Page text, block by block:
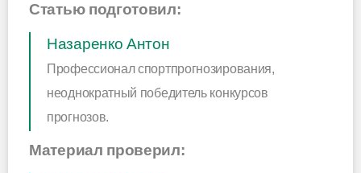
Статью подготовил:
Назаренко Антон
Профессионал спортпрогнозирования,
неоднократный победитель конкурсов
прогнозов.
Материал проверил: